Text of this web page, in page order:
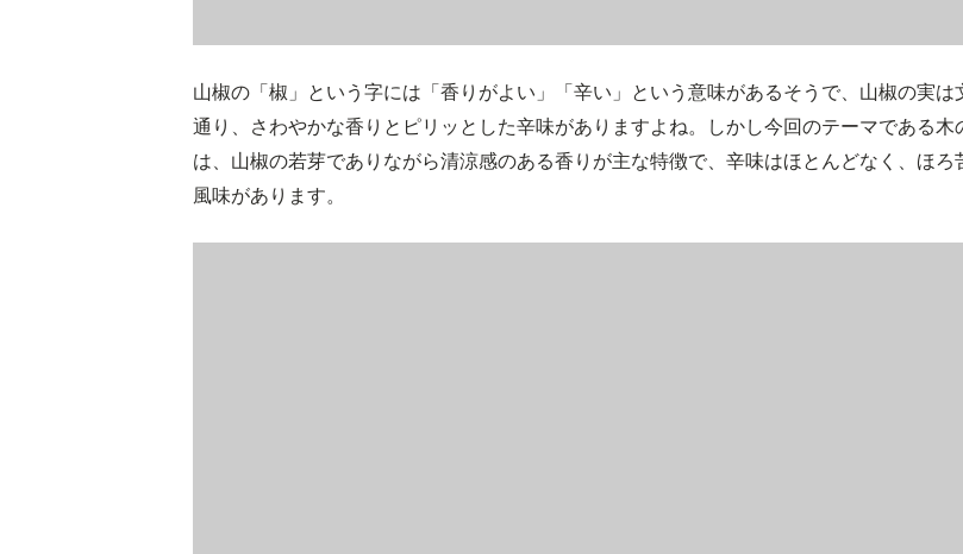
山椒の「椒」という字には「香りがよい」「辛い」という意味があるそうで、山椒の実は
通り、さわやかな香りとピリッとした辛味がありますよね。しかし今回のテーマである木
は、山椒の若芽でありながら清涼感のある香りが主な特徴で、辛味はほとんどなく、ほろ
風味があります。